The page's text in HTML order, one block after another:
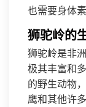
也需要身体
狮驼岭的
狮驼岭是非
极其丰富和
的野生动物
鹰和其他许